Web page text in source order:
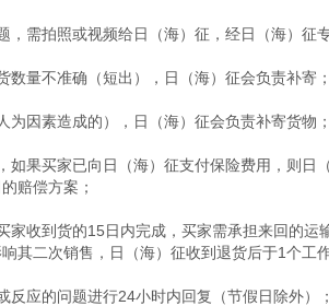
，需拍照或视频给日（海）征，经日（海）征
数量不准确（短出），日（海）征会负责补寄；
为因素造成的），日（海）征会负责补寄货物；
如果买家已向日（海）征支付保险费用，则日
赔偿方案；
家收到货的15日内完成，买家需承担来回的
其二次销售，日（海）征收到退货后于1个工
反应的问题进行24小时内回复（节假日除外）；